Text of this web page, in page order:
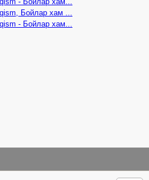
Бойлар хам ...
- Бойлар хам...